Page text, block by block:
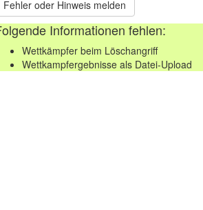
Fehler oder Hinweis melden
Informationen fehlen:
Wettkämpfer beim Löschangriff
Wettkampfergebnisse als Datei-Upload